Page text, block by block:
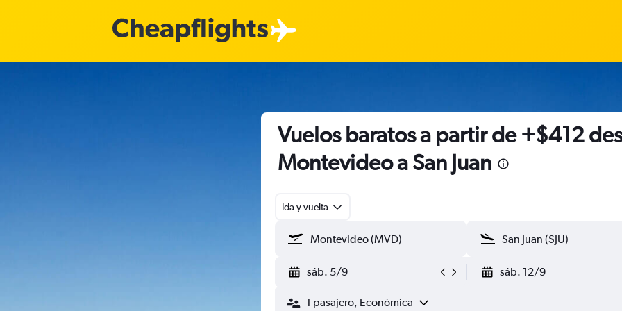
Vuelos baratos a partir de +$412
Montevideo a San Juan
Ida y vuelta
sáb. 5/9 sáb. 12/9
1 pasajero, Económica